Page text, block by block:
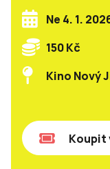
Ne 4. 1.
150 Kč
Kino Nový
Koupit